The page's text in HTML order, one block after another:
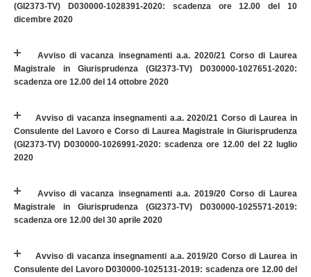
(GI2373-TV) D030000-1028391-2020: scadenza ore 12.00 del 10
dicembre 2020
Avviso di vacanza insegnamenti a.a. 2020/21 Corso di Laurea
Magistrale in Giurisprudenza (GI2373-TV) D030000-1027651-2020:
scadenza ore 12.00 del 14 ottobre 2020
Avviso di vacanza insegnamenti a.a. 2020/21 Corso di Laurea in
Consulente del Lavoro e Corso di Laurea Magistrale in Giurisprudenza
(GI2373-TV) D030000-1026991-2020: scadenza ore 12.00 del 22 luglio
2020
Avviso di vacanza insegnamenti a.a. 2019/20 Corso di Laurea
Magistrale in Giurisprudenza (GI2373-TV) D030000-1025571-2019:
scadenza ore 12.00 del 30 aprile 2020
Avviso di vacanza insegnamenti a.a. 2019/20 Corso di Laurea in
Consulente del Lavoro D030000-1025131-2019: scadenza ore 12.00 del